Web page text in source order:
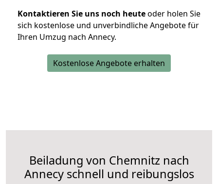
Kontaktieren Sie uns noch heuteoder holen Sie
sich kostenlose und unverbindliche Angebote für
Ihren Umzug nach Annecy.
Kostenlose Angebote erhalten
Beiladung von Chemnitz nach
Annecy schnell und reibungslos